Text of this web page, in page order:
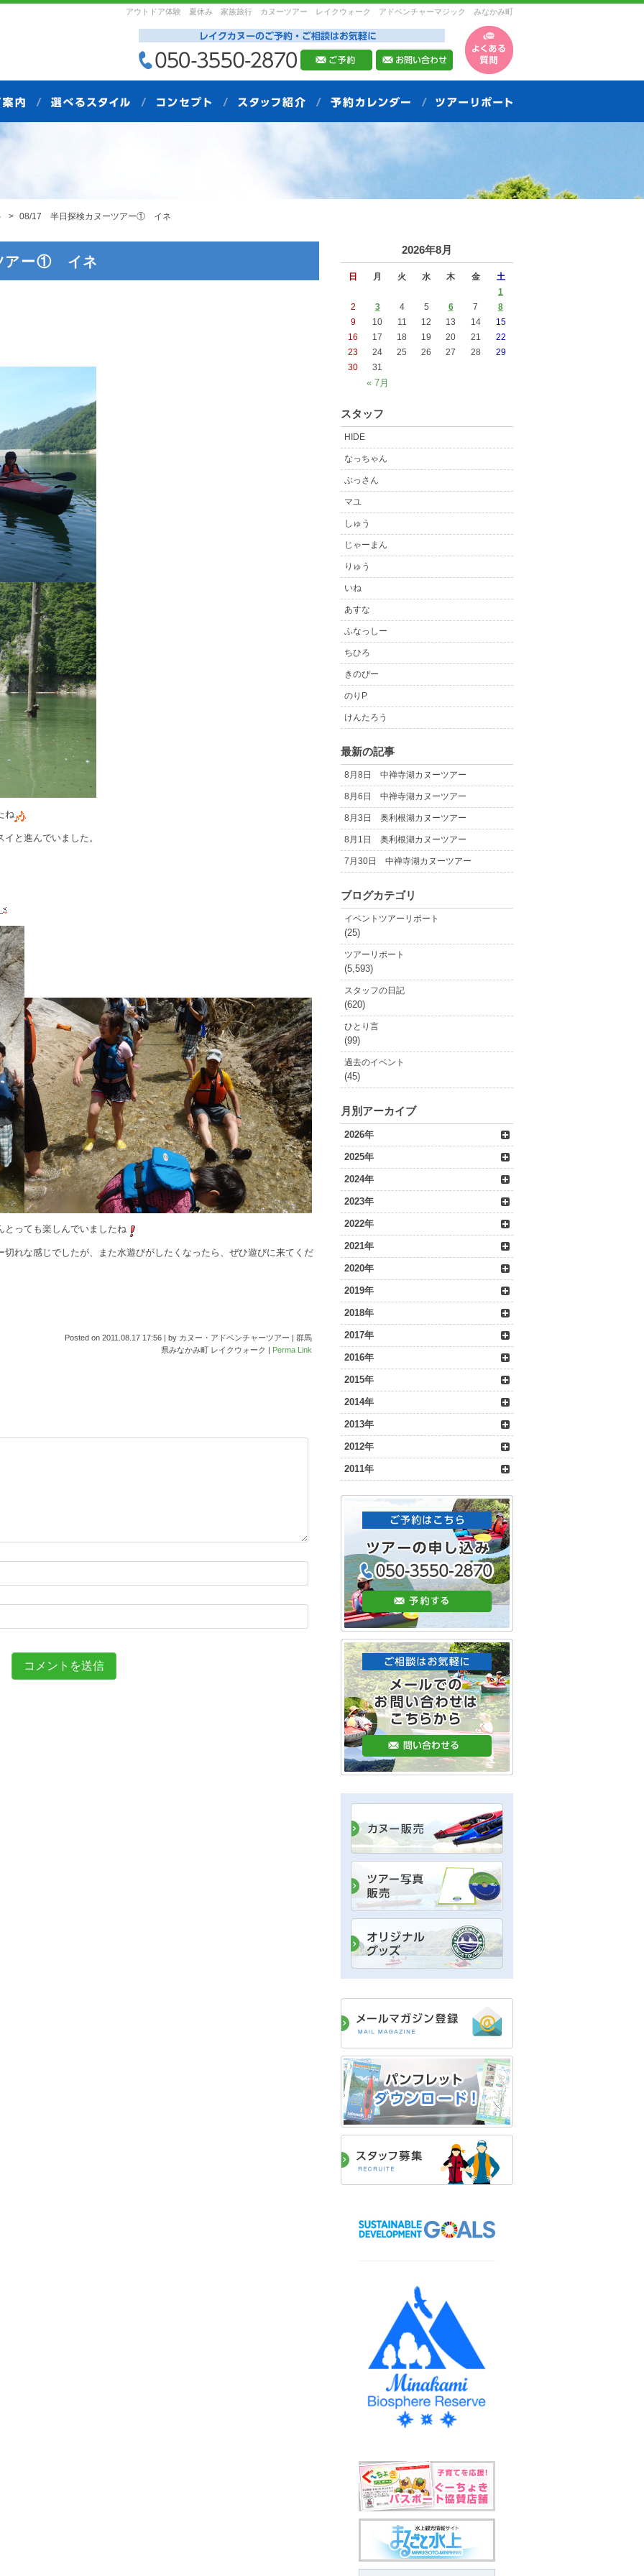
アウトドア体験 夏休み 家族旅行 カヌーツアー レイクウォーク アドベンチャーマジック みなかみ町
08/17 半日探検カヌーツアー① イネ
アー① イネ
ね
と進んでいました。
とっても楽しんでいましたね
れな感じでしたが、また水遊びがしたくなったら、ぜひ遊びに来てくだ
Posted on 2011.08.17 17:56 | by カヌー・アドベンチャーツアー | 群馬
県みなかみ町 レイクウォーク | Perma Link
2026年8月
日 月 火 水 木 金 土
« 7月
1
2
3 4 5 6 7
8
9
10 11 12 13 14
15
16
17 18 19 20 21
22
23
24 25 26 27 28
29
30
31
スタッフ
HIDE
なっちゃん
ぶっさん
マユ
しゅう
じゃーまん
りゅう
いね
あすな
ふなっしー
ちひろ
きのぴー
のりP
けんたろう
最新の記事
8月8日 中禅寺湖カヌーツアー
8月6日 中禅寺湖カヌーツアー
8月3日 奥利根湖カヌーツアー
8月1日 奥利根湖カヌーツアー
7月30日 中禅寺湖カヌーツアー
ブログカテゴリ
イベントツアーリポート
(25)
ツアーリポート
(5,593)
スタッフの日記
(620)
ひとり言
(99)
過去のイベント
(45)
月別アーカイブ
2026年
2025年
2024年
2023年
2022年
2021年
2020年
2019年
2018年
2017年
2016年
2015年
2014年
2013年
2012年
2011年